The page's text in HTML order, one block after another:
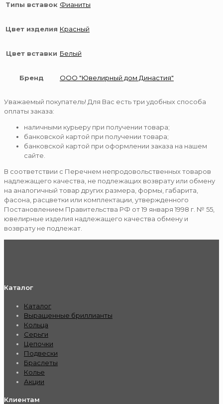
Типы вставок Фианиты
Цвет изделия Красный
Цвет вставки Белый
Бренд ООО "Ювелирный дом Династия"
Уважаемый покупатель! Для Вас есть три удобных способа
оплаты заказа:
наличными курьеру при получении товара;
банковской картой при получении товара;
банковской картой при оформлении заказа на нашем
сайте.
В соответствии с Перечнем непродовольственных товаров
надлежащего качества, не подлежащих возврату или обмену
на аналогичный товар других размера, формы, габарита,
фасона, расцветки или комплектации, утвержденного
Постановлением Правительства РФ от 19 января 1998 г. № 55,
ювелирные изделия надлежащего качества обмену и
возврату не подлежат.
Каталог
Каталог
Выращенные бриллианты
Кольца
Серьги
Цепочки
Подвески
Браслеты
Колье
Акции
Клиентам